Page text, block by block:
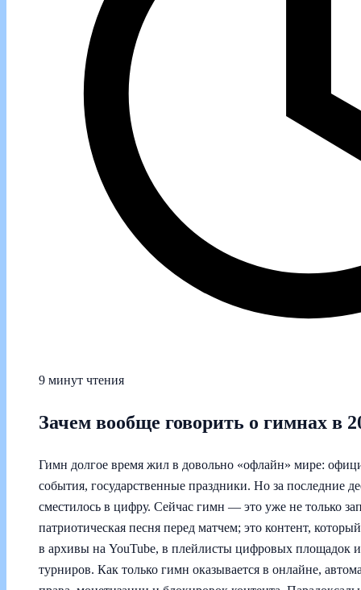
9 минут чтения
Зачем вообще говорить о гимнах в
Гимн долгое время жил в довольно «офлайн» мире:
события, государственные праздники. Но за последние
сместилось в цифру. Сейчас гимн — это уже не только
патриотическая песня перед матчем; это контент,
в архивы на YouTube, в плейлисты цифровых площадок
турниров. Как только гимн оказывается в онлайне,